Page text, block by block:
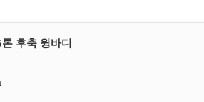
후축 윙바디